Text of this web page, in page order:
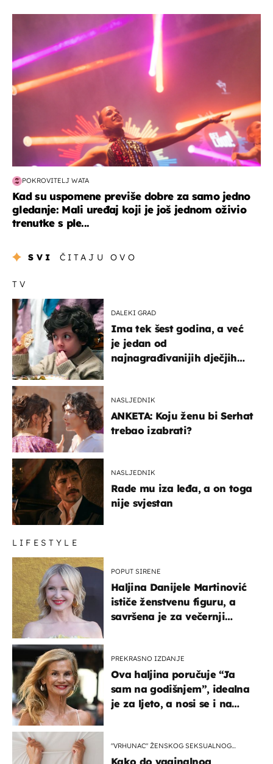
POKROVITELJ WATA
Kad su uspomene previše dobre za samo jedno
gledanje: Mali uređaj koji je još jednom oživio
trenutke s ple...
SVI ČITAJU OVO
TV
DALEKI GRAD
Ima tek šest godina, a već
je jedan od
najnagrađivanijih dječjih
NASLJEDNIK
ANKETA: Koju ženu bi Serhat
trebao izabrati?
NASLJEDNIK
Rade mu iza leđa, a on toga
nije svjestan
LIFESTYLE
POPUT SIRENE
Haljina Danijele Martinović
ističe ženstvenu figuru, a
savršena je za večernji
PREKRASNO IZDANJE
Ova haljina poručuje “Ja
sam na godišnjem”, idealna
je za ljeto, a nosi se i na
"VRHUNAC" ŽENSKOG SEKSUALNOG
Kako do vaginalnog